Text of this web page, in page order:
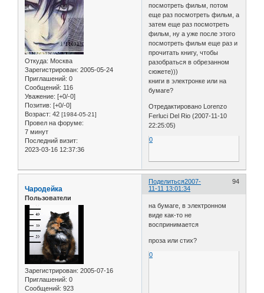
Откуда: Москва
Зарегистрирован: 2005-05-24
Приглашений: 0
Сообщений: 116
Уважение: [+0/-0]
Позитив: [+0/-0]
Возраст: 42 [1984-05-21]
Провел на форуме:
7 минут
Последний визит:
2023-03-16 12:37:36
посмотреть фильм, потом
еще раз посмотреть фильм, а
затем еще раз посмотреть
фильм, ну а уже после этого
посмотреть фильм еще раз и
прочитать книгу, чтобы
разобраться в обрезанном
сюжете)))
книги в электронке или на
бумаге?
Отредактировано Lorenzo
Ferluci Del Rio (2007-11-10
22:25:05)
0
Поделиться 94
2007-
11-11 13:01:34
Чародейка
Пользователи
Зарегистрирован: 2005-07-16
Приглашений: 0
Сообщений: 923
на бумаге, в электронном
виде как-то не
воспринимается
проза или стих?
0